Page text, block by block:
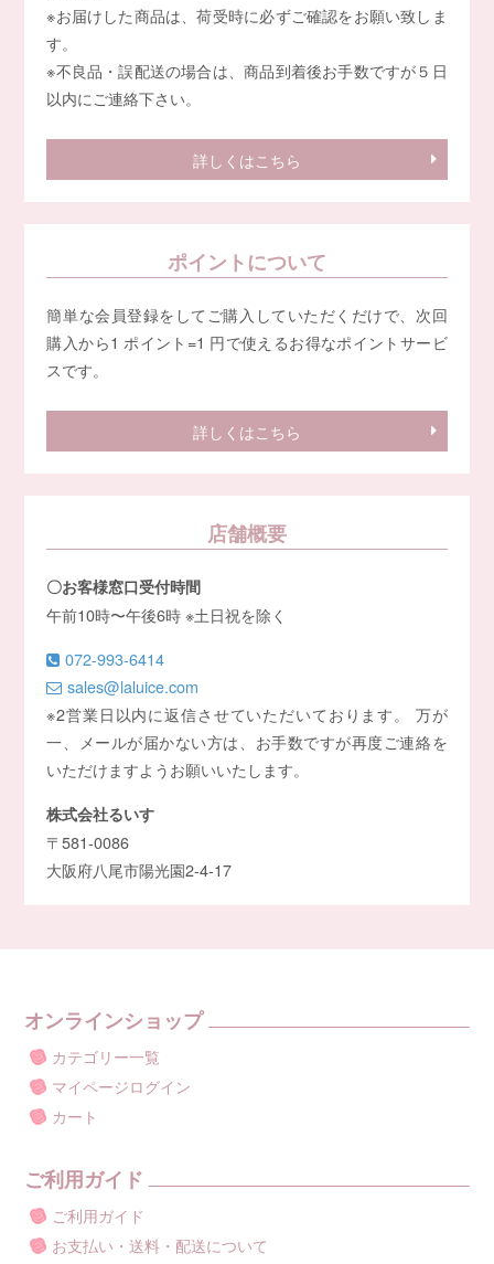
※お届けした商品は、荷受時に必ずご確認をお願い致しま
す。
※不良品・誤配送の場合は、商品到着後お手数ですが５日
以内にご連絡下さい。
詳しくはこちら
ポイントについて
簡単な会員登録をしてご購入していただくだけで、次回
購入から1 ポイント=1 円で使えるお得なポイントサービ
スです。
詳しくはこちら
店舗概要
〇お客様窓口受付時間
午前10時〜午後6時 ※土日祝を除く
072-993-6414
sales@laluice.com
※2営業日以内に返信させていただいております。 万が
一、メールが届かない方は、お手数ですが再度ご連絡を
いただけますようお願いいたします。
株式会社るいす
〒581-0086
大阪府八尾市陽光園2-4-17
オンラインショップ
カテゴリー一覧
マイページログイン
カート
ご利用ガイド
ご利用ガイド
お支払い・送料・配送について